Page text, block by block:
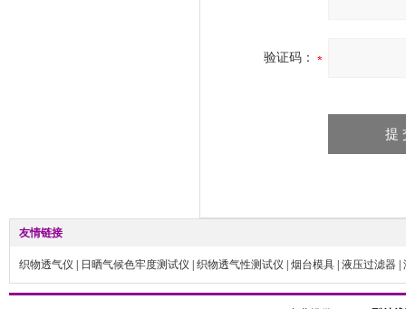
验证码：
友情链接
织物透气仪 日晒气候色牢度测试仪 织物透气性测试仪 烟台模具 液压过滤器